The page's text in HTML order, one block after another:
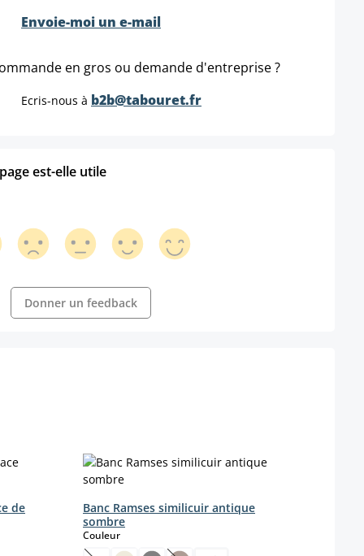
Envoie-moi un e-mail
en gros ou demande d'entreprise ?
Ecris-nous à b2b@tabouret.fr
est-elle utile
Donner un feedback
de
Banc Ramses similicuir antique
sombre
Couleurselect